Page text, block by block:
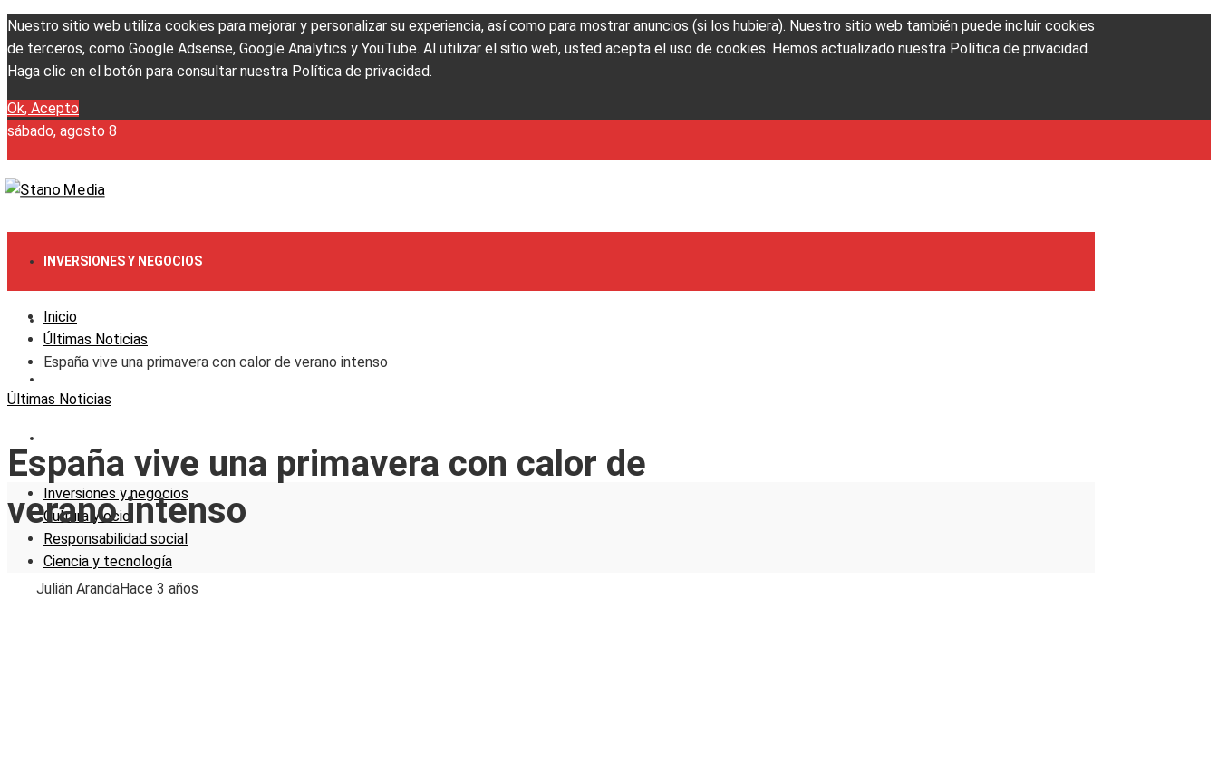
Nuestro sitio web utiliza cookies para mejorar y personalizar su experiencia, así como para mostrar anuncios (si los hubiera). Nuestro sitio web también puede incluir cookies
de terceros, como Google Adsense, Google Analytics y YouTube. Al utilizar el sitio web, usted acepta el uso de cookies. Hemos actualizado nuestra Política de privacidad.
Haga clic en el botón para consultar nuestra Política de privacidad.
Ok, Acepto
sábado, agosto 8
INVERSIONES Y NEGOCIOS
CULTURA Y OCIO
Inversiones y negocios
Cultura y ocio
Responsabilidad social
Ciencia y tecnología
Inicio
Últimas Noticias
España vive una primavera con calor de verano intenso
Últimas Noticias
España vive una primavera con calor de
verano intenso
Julián ArandaHace 3 años